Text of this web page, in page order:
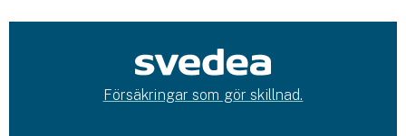
Försäkringar som gör skillnad.